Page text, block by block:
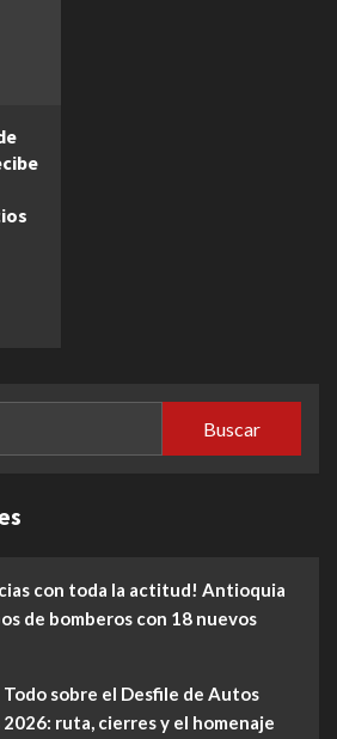
con toda la actitud! Antioquia
de bomberos con 18 nuevos
sobre el Desfile de Autos
ruta, cierres y el homenaje